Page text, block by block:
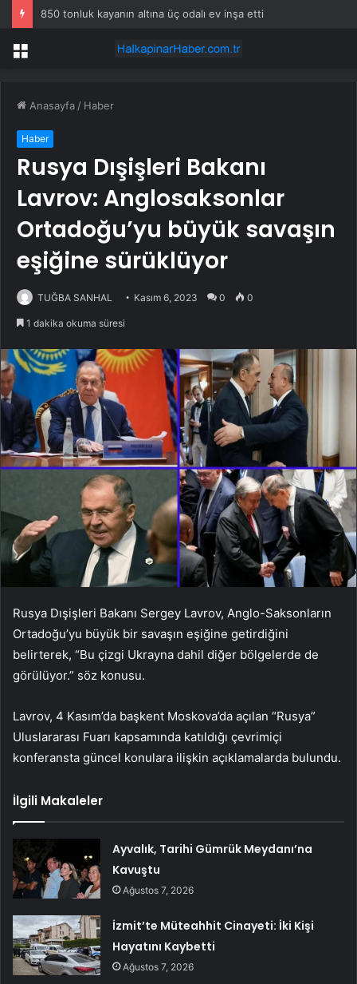
850 tonluk kayanın altına üç odalı ev inşa etti
Menü
Anasayfa / Haber
Haber
Rusya Dışişleri Bakanı
Lavrov: Anglosaksonlar
Ortadoğu’yu büyük savaşın
eşiğine sürüklüyor
TUĞBA SANHAL Kasım 6, 2023 0 0
1 dakika okuma süresi
Rusya Dışişleri Bakanı Sergey Lavrov, Anglo-Saksonların
Ortadoğu’yu büyük bir savaşın eşiğine getirdiğini
belirterek, “Bu çizgi Ukrayna dahil diğer bölgelerde de
görülüyor.” söz konusu.
Lavrov, 4 Kasım’da başkent Moskova’da açılan “Rusya”
Uluslararası Fuarı kapsamında katıldığı çevrimiçi
konferansta güncel konulara ilişkin açıklamalarda bulundu.
İlgili Makaleler
Ayvalık, Tarihi Gümrük Meydanı’na
Kavuştu
Ağustos 7, 2026
İzmit’te Müteahhit Cinayeti: İki Kişi
Hayatını Kaybetti
Ağustos 7, 2026